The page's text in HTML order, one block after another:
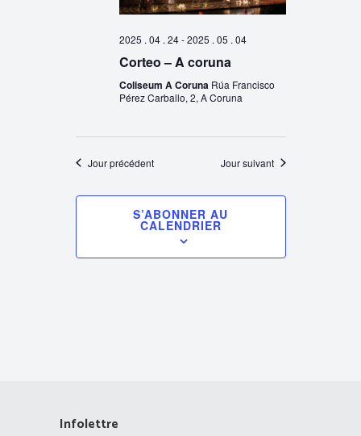
2025 . 04 . 24-2025 . 05 . 04
Corteo – A coruna
Coliseum A Coruna Rúa Francisco
Pérez Carballo, 2, A Coruna
Jour précédent Jour suivant
S’ABONNER AU
CALENDRIER
Infolettre